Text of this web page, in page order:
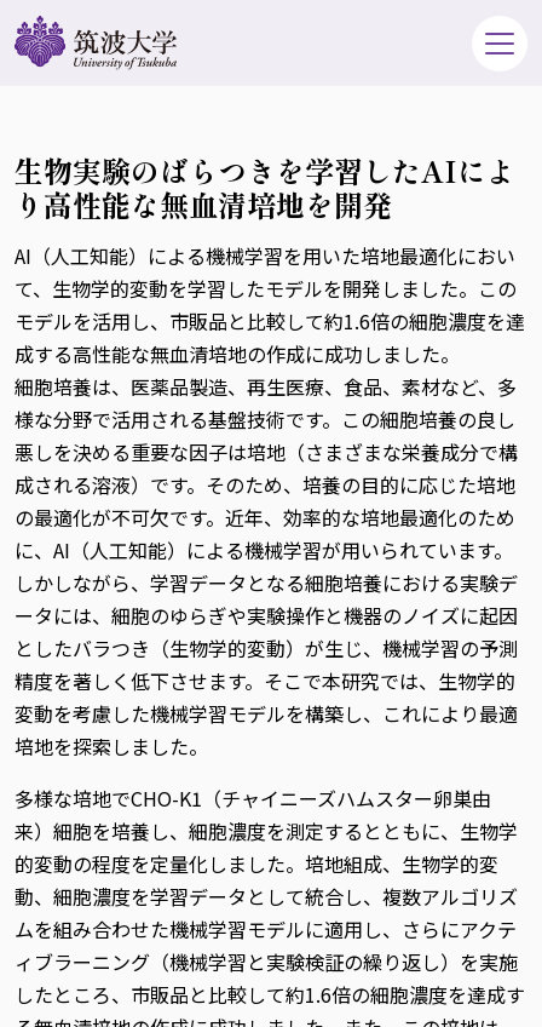
生物実験のばらつきを学習したAIによ
り高性能な無血清培地を開発
AI（人工知能）による機械学習を用いた培地最適化におい
て、生物学的変動を学習したモデルを開発しました。この
モデルを活用し、市販品と比較して約1.6倍の細胞濃度を達
成する高性能な無血清培地の作成に成功しました。
細胞培養は、医薬品製造、再生医療、食品、素材など、多
様な分野で活用される基盤技術です。この細胞培養の良し
悪しを決める重要な因子は培地（さまざまな栄養成分で構
成される溶液）です。そのため、培養の目的に応じた培地
の最適化が不可欠です。近年、効率的な培地最適化のため
に、AI（人工知能）による機械学習が用いられています。
しかしながら、学習データとなる細胞培養における実験デ
ータには、細胞のゆらぎや実験操作と機器のノイズに起因
としたバラつき（生物学的変動）が生じ、機械学習の予測
精度を著しく低下させます。そこで本研究では、生物学的
変動を考慮した機械学習モデルを構築し、これにより最適
培地を探索しました。
多様な培地でCHO-K1（チャイニーズハムスター卵巣由
来）細胞を培養し、細胞濃度を測定するとともに、生物学
的変動の程度を定量化しました。培地組成、生物学的変
動、細胞濃度を学習データとして統合し、複数アルゴリズ
ムを組み合わせた機械学習モデルに適用し、さらにアクテ
ィブラーニング（機械学習と実験検証の繰り返し）を実施
したところ、市販品と比較して約1.6倍の細胞濃度を達成す